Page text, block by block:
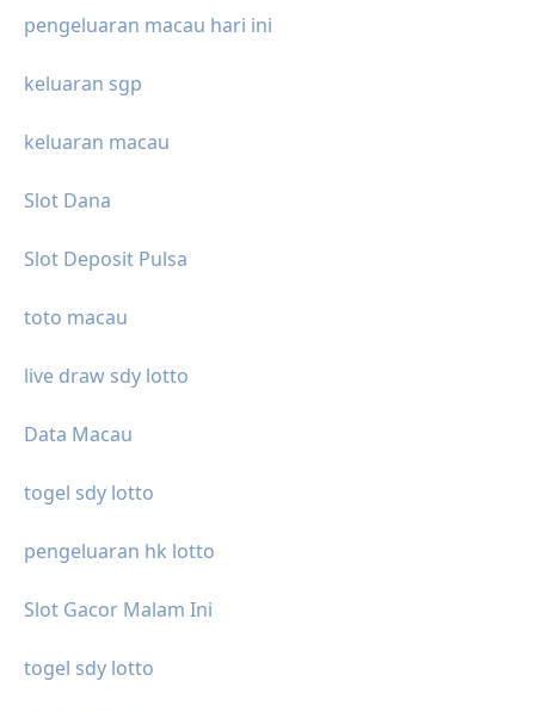
pengeluaran macau hari ini
keluaran sgp
keluaran macau
Slot Dana
Slot Deposit Pulsa
toto macau
live draw sdy lotto
Data Macau
togel sdy lotto
pengeluaran hk lotto
Slot Gacor Malam Ini
togel sdy lotto